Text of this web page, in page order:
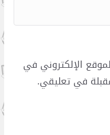
الإلكتروني في
في تعليقي.